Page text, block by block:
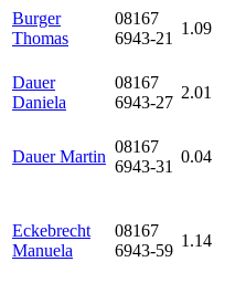
Burger
Thomas
08167
6943-21
1.09
Dauer
Daniela
08167
6943-27
2.01
Dauer Martin
08167
6943-31
0.04
Eckebrecht
Manuela
08167
6943-59
1.14